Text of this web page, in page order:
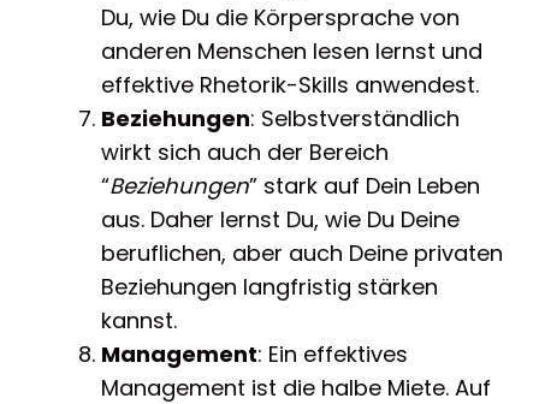
Du, wie Du die Körpersprache von
anderen Menschen lesen lernst und
effektive Rhetorik-Skills anwendest.
Beziehungen: Selbstverständlich
wirkt sich auch der Bereich
“Beziehungen” stark auf Dein Leben
aus. Daher lernst Du, wie Du Deine
beruflichen, aber auch Deine privaten
Beziehungen langfristig stärken
kannst.
Management: Ein effektives
Management ist die halbe Miete. Auf